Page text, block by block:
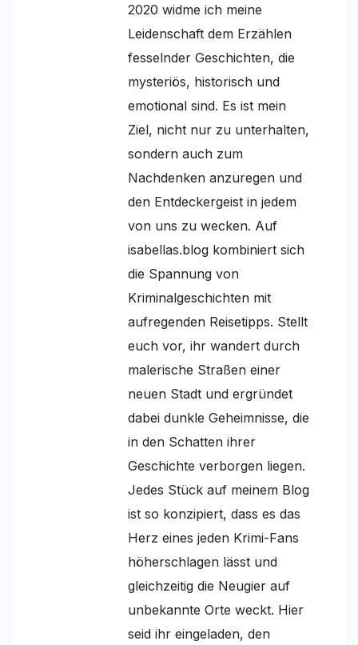
2020 widme ich meine
Leidenschaft dem Erzählen
fesselnder Geschichten, die
mysteriös, historisch und
emotional sind. Es ist mein
Ziel, nicht nur zu unterhalten,
sondern auch zum
Nachdenken anzuregen und
den Entdeckergeist in jedem
von uns zu wecken. Auf
isabellas.blog kombiniert sich
die Spannung von
Kriminalgeschichten mit
aufregenden Reisetipps. Stellt
euch vor, ihr wandert durch
malerische Straßen einer
neuen Stadt und ergründet
dabei dunkle Geheimnisse, die
in den Schatten ihrer
Geschichte verborgen liegen.
Jedes Stück auf meinem Blog
ist so konzipiert, dass es das
Herz eines jeden Krimi-Fans
höherschlagen lässt und
gleichzeitig die Neugier auf
unbekannte Orte weckt. Hier
seid ihr eingeladen, den